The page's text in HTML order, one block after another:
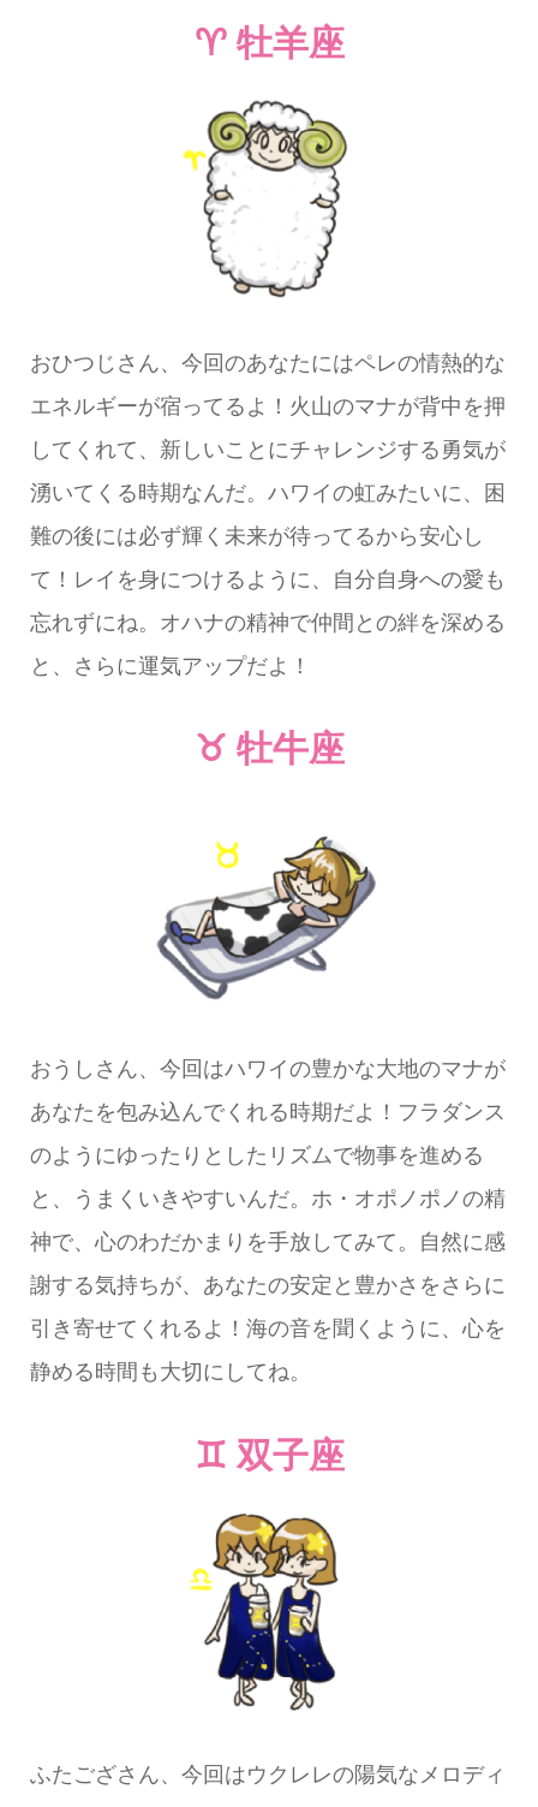
♈ 牡羊座
おひつじさん、今回のあなたにはペレの情熱的な
エネルギーが宿ってるよ！火山のマナが背中を押
してくれて、新しいことにチャレンジする勇気が
湧いてくる時期なんだ。ハワイの虹みたいに、困
難の後には必ず輝く未来が待ってるから安心し
て！レイを身につけるように、自分自身への愛も
忘れずにね。オハナの精神で仲間との絆を深める
と、さらに運気アップだよ！
♉ 牡牛座
おうしさん、今回はハワイの豊かな大地のマナが
あなたを包み込んでくれる時期だよ！フラダンス
のようにゆったりとしたリズムで物事を進める
と、うまくいきやすいんだ。ホ・オポノポノの精
神で、心のわだかまりを手放してみて。自然に感
謝する気持ちが、あなたの安定と豊かさをさらに
引き寄せてくれるよ！海の音を聞くように、心を
静める時間も大切にしてね。
♊ 双子座
ふたござさん、今回はウクレレの陽気なメロディ